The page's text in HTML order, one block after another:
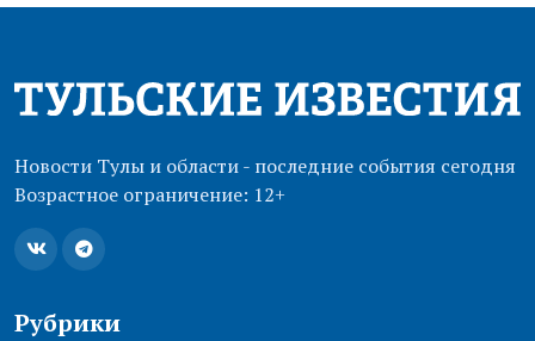
Новости Тулы и области - последние события сегодня
Возрастное ограничение: 12+
Рубрики